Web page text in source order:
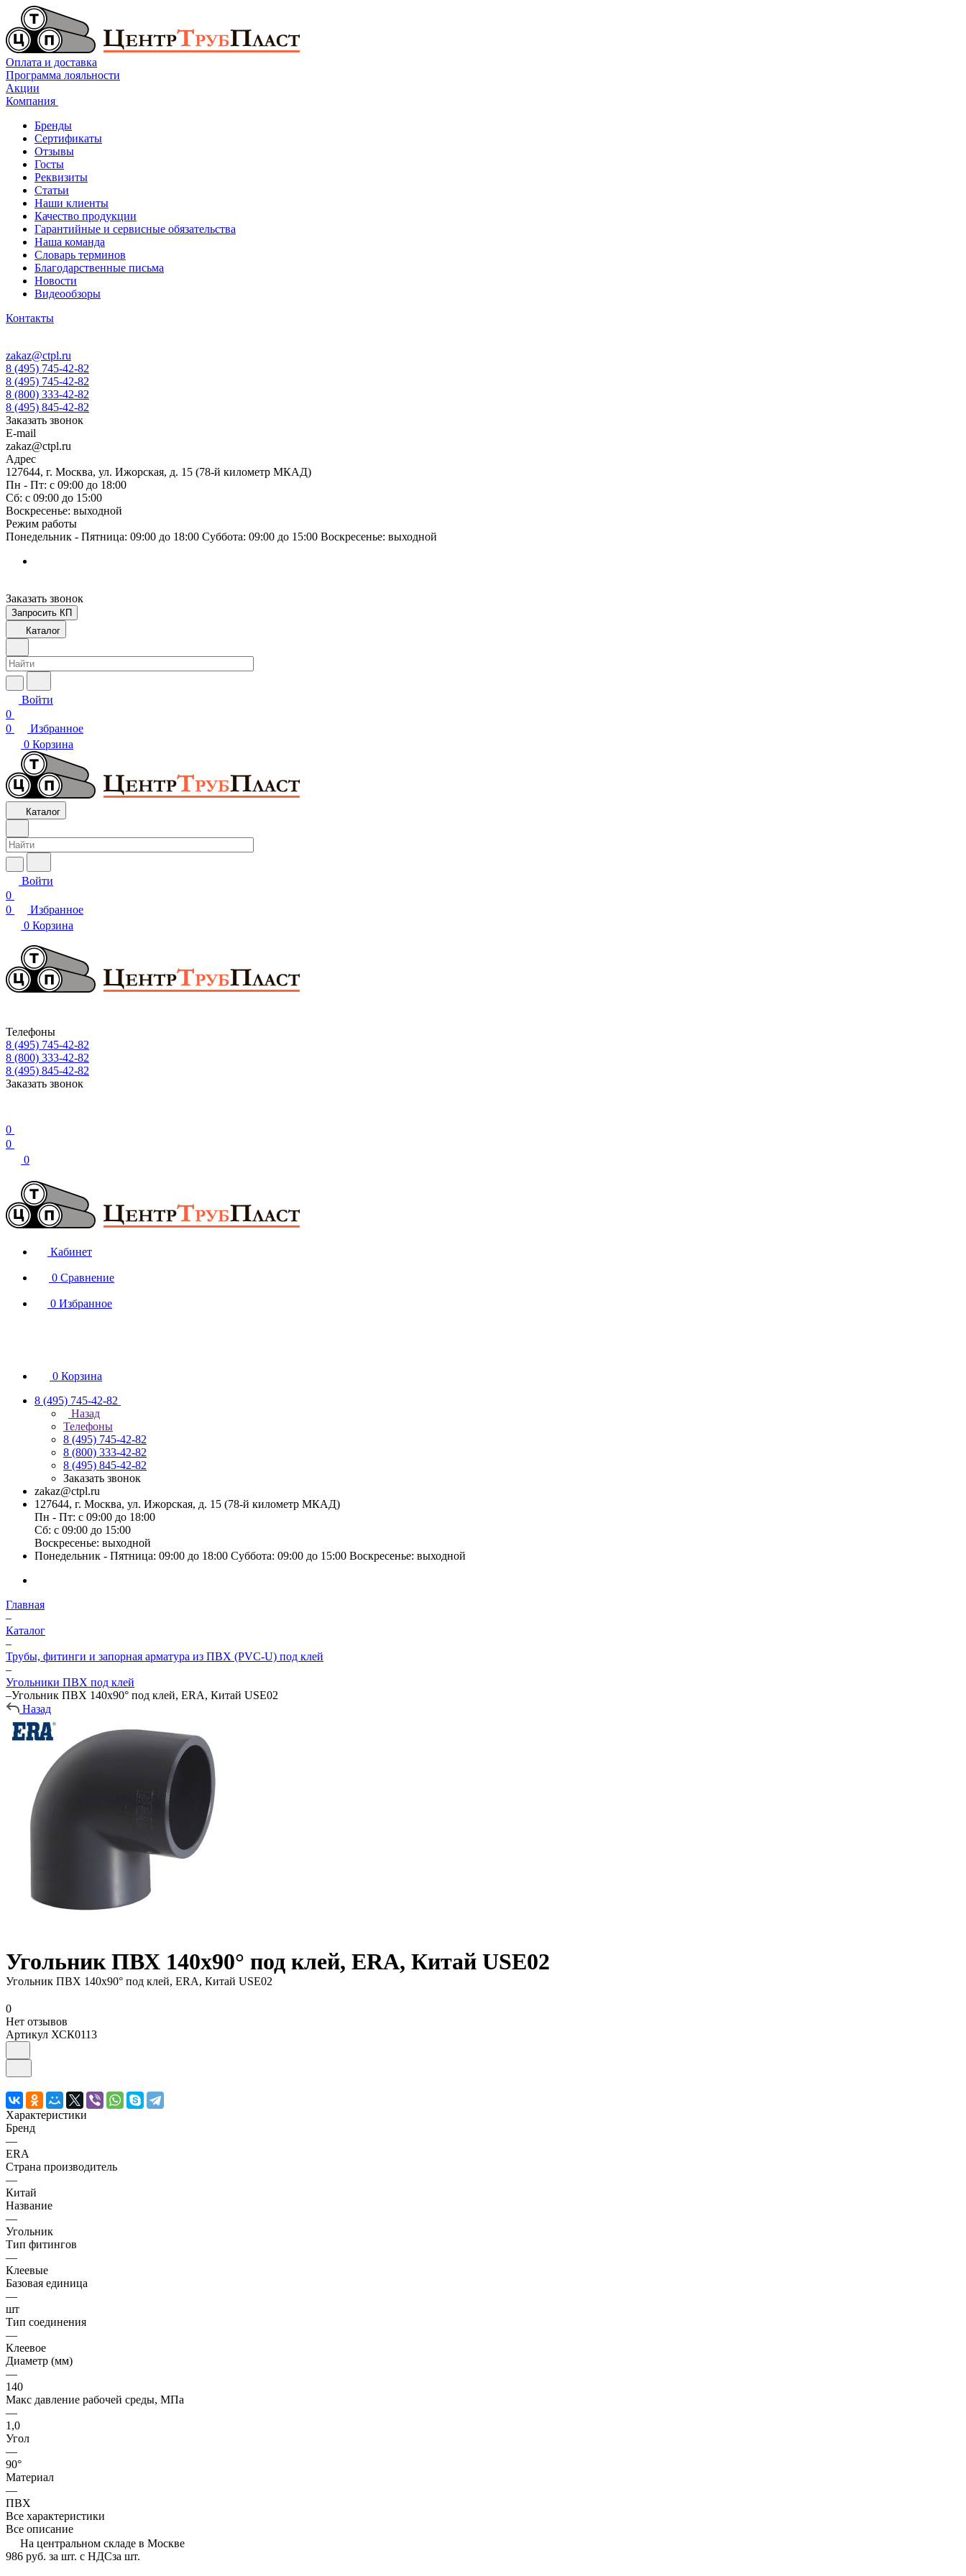
Оплата и доставка
Программа лояльности
Акции
Компания
Бренды
Сертификаты
Отзывы
Госты
Реквизиты
Статьи
Наши клиенты
Качество продукции
Гарантийные и сервисные обязательства
Наша команда
Словарь терминов
Благодарственные письма
Новости
Видеообзоры
Контакты
zakaz@ctpl.ru
8 (495) 745-42-82
8 (495) 745-42-82
8 (800) 333-42-82
8 (495) 845-42-82
Заказать звонок
E-mail
zakaz@ctpl.ru
Адрес
127644, г. Москва, ул. Ижорская, д. 15 (78-й километр МКАД)
Пн - Пт: с 09:00 до 18:00
Сб: с 09:00 до 15:00
Воскресенье: выходной
Режим работы
Понедельник - Пятница: 09:00 до 18:00 Суббота: 09:00 до 15:00 Воскресенье: выходной
Заказать звонок
Запросить КП
Каталог
Войти
0
0
Избранное
0 Корзина
Каталог
Войти
0
0
Избранное
0 Корзина
Телефоны
8 (495) 745-42-82
8 (800) 333-42-82
8 (495) 845-42-82
Заказать звонок
0
0
0
Кабинет
0 Сравнение
0 Избранное
0 Корзина
8 (495) 745-42-82
Назад
Телефоны
8 (495) 745-42-82
8 (800) 333-42-82
8 (495) 845-42-82
Заказать звонок
zakaz@ctpl.ru
127644, г. Москва, ул. Ижорская, д. 15 (78-й километр МКАД)
Пн - Пт: с 09:00 до 18:00
Сб: с 09:00 до 15:00
Воскресенье: выходной
Понедельник - Пятница: 09:00 до 18:00 Суббота: 09:00 до 15:00 Воскресенье: выходной
Главная
–
Каталог
–
Трубы, фитинги и запорная арматура из ПВХ (PVC-U) под клей
–
Угольники ПВХ под клей
–Угольник ПВХ 140х90° под клей, ERA, Китай USE02
Назад
Угольник ПВХ 140х90° под клей, ERA, Китай USE02
Угольник ПВХ 140х90° под клей, ERA, Китай USE02
0
Нет отзывов
Артикул ХСК0113
Характеристики
Бренд
—
ERA
Страна производитель
—
Китай
Название
—
Угольник
Тип фитингов
—
Клеевые
Базовая единица
—
шт
Тип соединения
—
Клеевое
Диаметр (мм)
—
140
Макс давление рабочей среды, МПа
—
1,0
Угол
—
90°
Материал
—
ПВХ
Все характеристики
Все описание
На центральном складе в Москве
986 руб. за шт. с НДСза шт.